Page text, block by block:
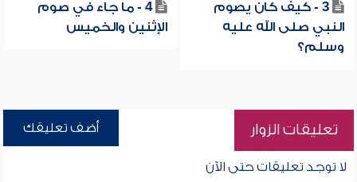
3 - كيف كان يصوم
النبي صلى الله عليه
وسلم؟
4 - ما جاء في صوم
الإثنين والخميس
تعليقات الزوار أضف تعليقك
لا توجد تعليقات حتى الآن